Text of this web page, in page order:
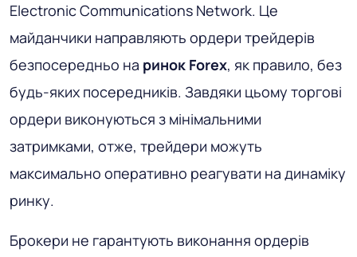
Electronic Communications Network. Це
майданчики направляють ордери трейдерів
безпосередньо на ринок Forex, як правило, без
будь-яких посередників. Завдяки цьому торгові
ордери виконуються з мінімальними
затримками, отже, трейдери можуть
максимально оперативно реагувати на динаміку
ринку.
Брокери не гарантують виконання ордерів